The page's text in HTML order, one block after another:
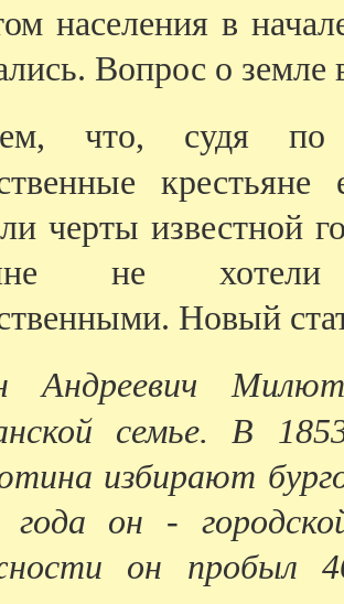
населения в
Вопрос о земле
что, судя по
черты известной
не хотели
Новый
Андреевич
семье. В
избирают
года он -
он пробыл